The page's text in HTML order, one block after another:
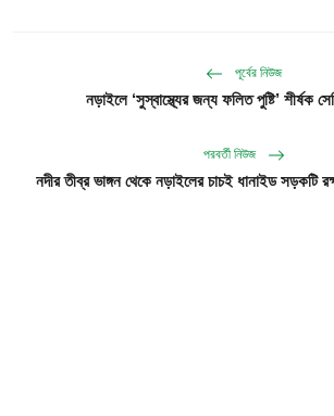
পূর্বের নিউজ
নড়াইলে ‘সুস্বাস্থ্যের জন্য ফলিত পুষ্টি’ শীর্ষক
পরবর্তী নিউজ
নদীর তীব্র ভাঙ্গন থেকে নড়াইলের চাচই ধানাইড সড়কটি